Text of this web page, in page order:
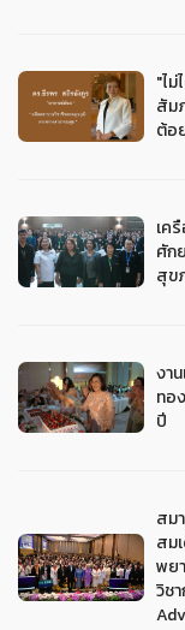
"ไ
สัม
ต้อ
เค
ศัก
สุข
งา
ทอ
ปี
สม
สม
พย
วิช